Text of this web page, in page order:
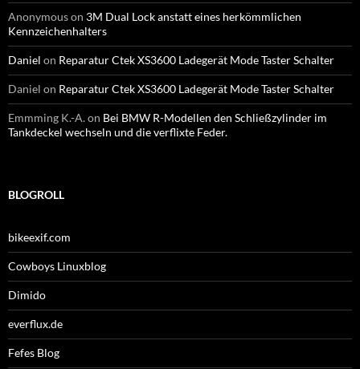
Anonymouson 3M Dual Lock anstatt eines herkömmlichen
Kennzeichenhalters
Daniel on Reparatur Ctek XS3600 Ladegerät Mode Taster Schalter
Daniel on Reparatur Ctek XS3600 Ladegerät Mode Taster Schalter
Emmming K.-A.on Bei BMW R-Modellen den Schließzylinder im
Tankdeckel wechseln und die verflixte Feder.
BLOGROLL
bikeexif.com
Cowboys Linuxblog
Dimido
everflux.de
Fefes Blog